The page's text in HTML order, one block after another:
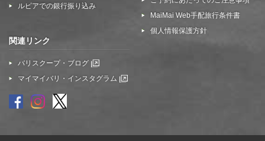
ルピアでの銀行振り込み
MaiMai Web手配旅行条件書
個人情報保護方針
関連リンク
バリスクープ・ブログ
マイマイバリ・インスタグラム